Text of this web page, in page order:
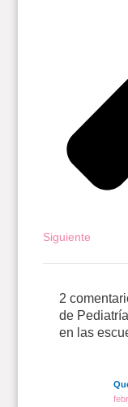
Siguiente
2
de
en las